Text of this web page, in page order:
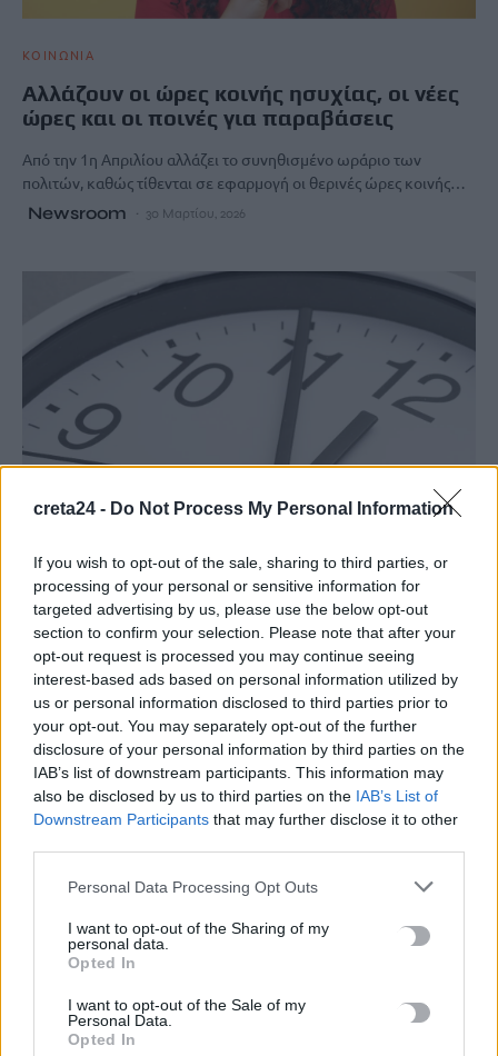
creta24 - Do Not Process My Personal Information
If you wish to opt-out of the sale, sharing to third parties, or
processing of your personal or sensitive information for
targeted advertising by us, please use the below opt-out
section to confirm your selection. Please note that after your
opt-out request is processed you may continue seeing
interest-based ads based on personal information utilized by
us or personal information disclosed to third parties prior to
your opt-out. You may separately opt-out of the further
disclosure of your personal information by third parties on the
IAB’s list of downstream participants. This information may
also be disclosed by us to third parties on the IAB’s List of
Downstream Participants that may further disclose it to other
Personal Data Processing Opt Outs
I want to opt-out of the Sharing of my
personal data.
Opted In
I want to opt-out of the Sale of my
Personal Data.
Opted In
ΚΟΙΝΩΝΙΑ
Αλλάζουν οι ώρες κοινής ησυχίας, οι νέες
ώρες και οι ποινές για παραβάσεις
Από την 1η Απριλίου αλλάζει το συνηθισμένο ωράριο των
πολιτών, καθώς τίθενται σε εφαρμογή οι θερινές ώρες κοινής…
Newsroom 30 Μαρτίου, 2026
ΚΟΙΝΩΝΙΑ
Αλλάζουν οι ώρες κοινής ησυχίας – Πότε
τίθεται σε εφαρμογή το νέο ωράριο
Από την 1η Απριλίου 2026, μπαίνει σε εφαρμογή το θερινό
ωράριο κοινής ησυχίας, το οποίο θα διαρκέσει μέχρι…
Newsroom 29 Μαρτίου, 2026
ΡΟΗ ΕΙΔΗΣΕΩΝ
Μειωμένη Σύνταξη: Όλα όσα πρέπει να γνωρίζετε – Τα
9 Αυγούστου, 2026
φοιτητές δολοφονήθηκαν μέσα σε λίγα λεπτά
9 Αυγούστου, 2026